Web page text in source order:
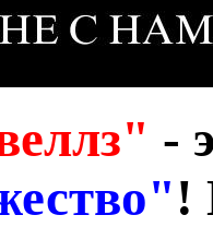
-
!